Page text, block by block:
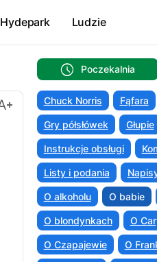
Hydepark Ludzie
Poczekalnia
Chuck Norris Fąfara
Gry półsłówek Głupie
Instrukcje obsługi
Listy i podania
O alkoholu O babie
O blondynkach O
O Czapajewie O